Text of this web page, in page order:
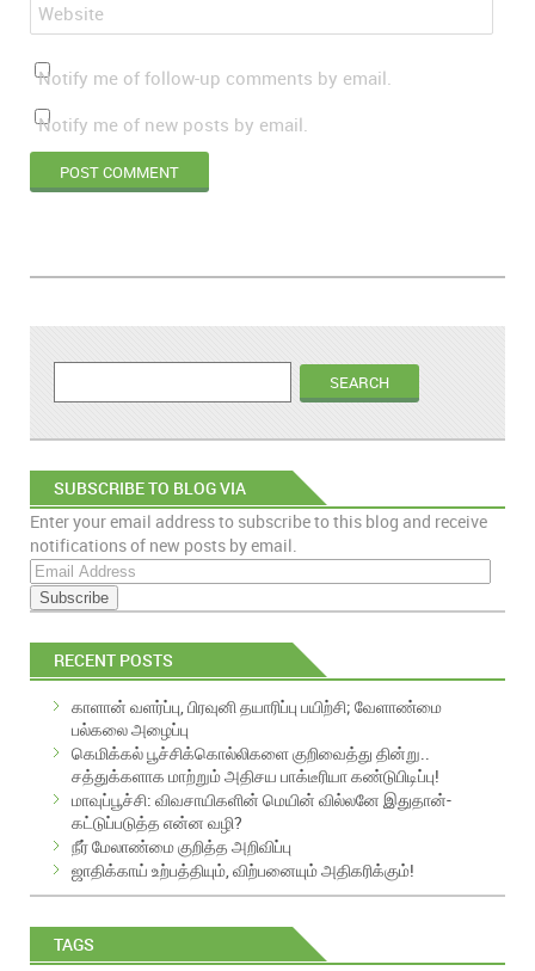
Website
Notify me of follow-up comments by email.
Notify me of new posts by email.
SUBSCRIBE TO BLOG VIA
EMAIL
Enter your email address to subscribe to this blog and receive
notifications of new posts by email.
E
m
a
i
A
RECENT POSTS
காளான் வளர்ப்பு, பிரவுனி தயாரிப்பு பயிற்சி; வேளாண்மை
பல்கலை அழைப்பு
கெமிக்கல் பூச்சிக்கொல்லிகளை குறிவைத்து தின்று..
சத்துக்களாக மாற்றும் அதிசய பாக்டீரியா கண்டுபிடிப்பு!
மாவுப்பூச்சி: விவசாயிகளின் மெயின் வில்லனே இதுதான்-
கட்டுப்படுத்த என்ன வழி?
நீர் மேலாண்மை குறித்த அறிவிப்பு
ஜாதிக்காய் உற்பத்தியும், விற்பனையும் அதிகரிக்கும்!
TAGS